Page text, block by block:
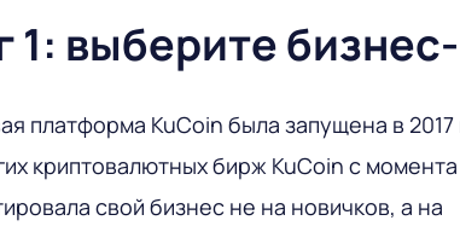
1: выберите
платформа KuCoin была запущена в 2017
криптовалютных бирж KuCoin с момента
свой бизнес не на новичков, а на